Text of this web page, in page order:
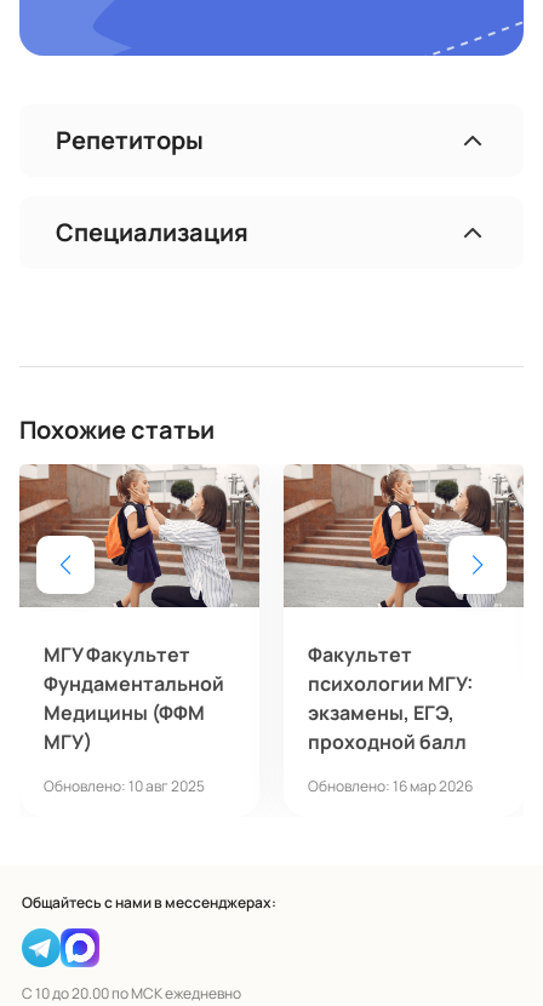
Репетиторы
Специализация
Похожие статьи
МГУ Факультет
Фундаментальной
Медицины (ФФМ
МГУ)
Обновлено: 10 авг 2025
Факультет
психологии МГУ:
экзамены, ЕГЭ,
проходной балл
Обновлено: 16 мар 2026
Общайтесь с нами в мессенджерах:
С 10 до 20.00 по МСК ежедневно